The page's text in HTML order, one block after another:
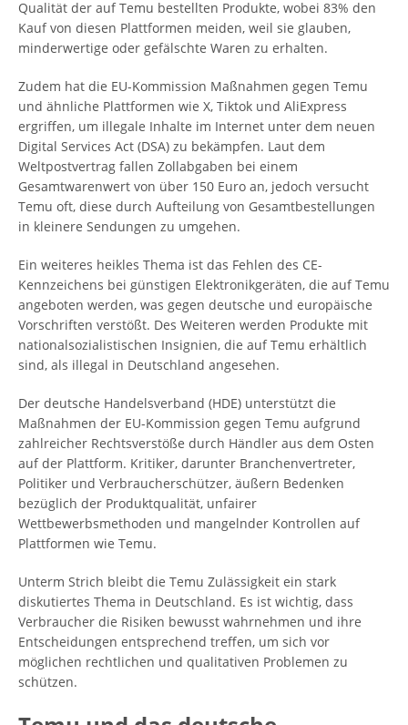
Qualität der auf Temu bestellten Produkte, wobei 83% den
Kauf von diesen Plattformen meiden, weil sie glauben,
minderwertige oder gefälschte Waren zu erhalten.
Zudem hat die EU-Kommission Maßnahmen gegen Temu
und ähnliche Plattformen wie X, Tiktok und AliExpress
ergriffen, um illegale Inhalte im Internet unter dem neuen
Digital Services Act (DSA) zu bekämpfen. Laut dem
Weltpostvertrag fallen Zollabgaben bei einem
Gesamtwarenwert von über 150 Euro an, jedoch versucht
Temu oft, diese durch Aufteilung von Gesamtbestellungen
in kleinere Sendungen zu umgehen.
Ein weiteres heikles Thema ist das Fehlen des CE-
Kennzeichens bei günstigen Elektronikgeräten, die auf Temu
angeboten werden, was gegen deutsche und europäische
Vorschriften verstößt. Des Weiteren werden Produkte mit
nationalsozialistischen Insignien, die auf Temu erhältlich
sind, als illegal in Deutschland angesehen.
Der deutsche Handelsverband (HDE) unterstützt die
Maßnahmen der EU-Kommission gegen Temu aufgrund
zahlreicher Rechtsverstöße durch Händler aus dem Osten
auf der Plattform. Kritiker, darunter Branchenvertreter,
Politiker und Verbraucherschützer, äußern Bedenken
bezüglich der Produktqualität, unfairer
Wettbewerbsmethoden und mangelnder Kontrollen auf
Plattformen wie Temu.
Unterm Strich bleibt die Temu Zulässigkeit ein stark
diskutiertes Thema in Deutschland. Es ist wichtig, dass
Verbraucher die Risiken bewusst wahrnehmen und ihre
Entscheidungen entsprechend treffen, um sich vor
möglichen rechtlichen und qualitativen Problemen zu
schützen.